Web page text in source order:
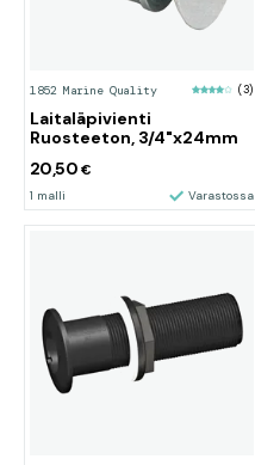
1852 Marine Quality (3)
Laitaläpivienti
Ruosteeton, 3/4"x24mm
20,50 €
1 malli Varastossa